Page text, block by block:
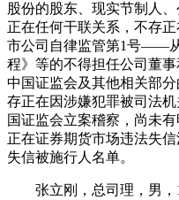
股份的股东、现实节制人
正在任何干联关系，不存
市公司自律监管第1号——
程》等的不得担任公司董
中国证监会及其他相关部
存正在因涉嫌犯罪被司法
国证监会立案稽察，尚未
正在证券期货市场违法失
失信被施行人名单。
张立刚，总司理，男，